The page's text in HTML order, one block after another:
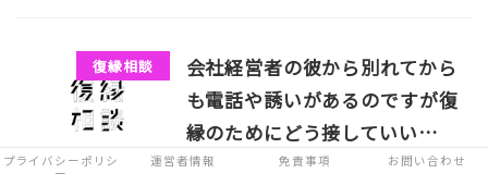
復縁相談
会社経営者の彼から別れてから
も電話や誘いがあるのですが復
縁のためにどう接していい…
2021年12月8日
プライバシーポリシ
ー
運営者情報 免責事項 お問い合わせ